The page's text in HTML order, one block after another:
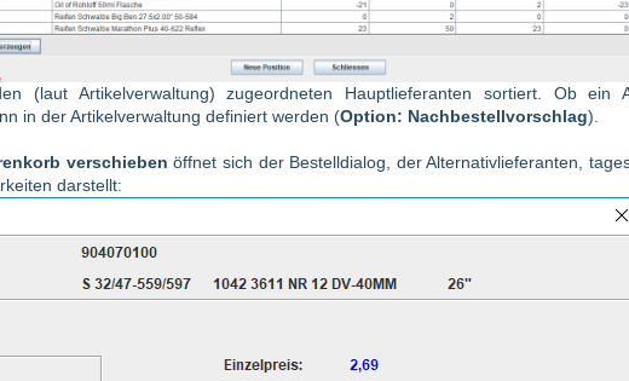
(laut Artikelverwaltung) zugeordneten Hauptlieferanten sortiert. Ob ein
in der Artikelverwaltung definiert werden (Option: Nachbestellvorschlag).
verschieben öffnet sich der Bestelldialog, der Alternativlieferanten,
darstellt: